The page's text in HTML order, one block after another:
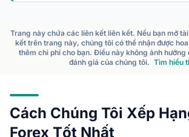
Trang này chứa các liên kết liên kết. Nếu bạn mở
kết trên trang này, chúng tôi có thể nhận được
thêm chi phí cho bạn. Điều này không ảnh hưởng
đánh giá của chúng tôi. Tìm hiểu
Cách Chúng Tôi Xếp
Forex Tốt Nhất